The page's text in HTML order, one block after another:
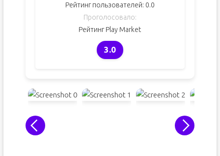
Рейтинг пользователей: 0.0
Проголосовало:
Рейтинг Play Market
3.0